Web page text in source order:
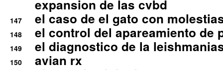
expansion de las cvbd
147 el caso de el gato con
148 el control del apareamiento de
149 el diagnostico de la
150 avian rx